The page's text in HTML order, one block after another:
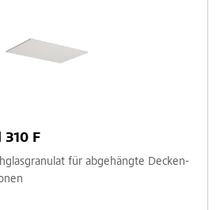
310 F
für abgehängte Decken-